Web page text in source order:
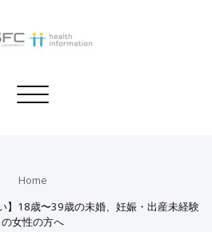
Toggle
Home
】18歳〜39歳の未婚、妊娠・出産未経験
の女性の方へ